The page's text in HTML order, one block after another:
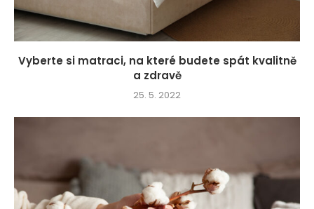
Vyberte si matraci, na které budete spát kvalitně
a zdravě
25. 5. 2022